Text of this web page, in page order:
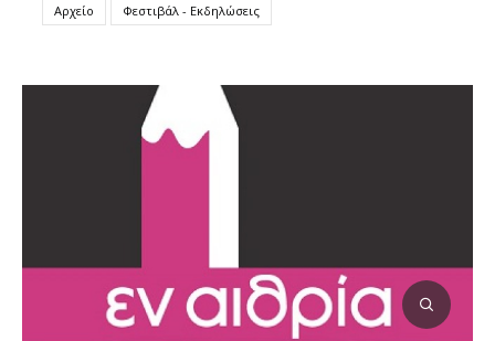
Αρχείο Φεστιβάλ - Εκδηλώσεις